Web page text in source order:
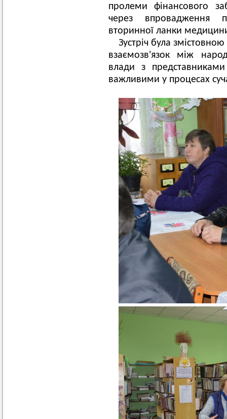
пролеми фінансового
через впровадження
вторинної ланки
Зустріч була
взаємозв'язок між
влади з
важливими у процесах